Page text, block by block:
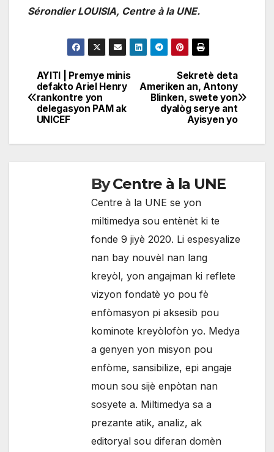
Sérondier LOUISIA, Centre à la UNE.
Navigation
de
Sekretè deta
Ameriken an, Antony
Blinken, swete yon
dyalòg serye ant
Ayisyen yo
AYITI | Premye minis
defakto Ariel Henry
rankontre yon
delegasyon PAM ak
UNICEF
ByCentre à la UNE
Centre à la UNE se yon
miltimedya sou entènèt ki te
fonde 9 jiyè 2020. Li espesyalize
nan bay nouvèl nan lang
kreyòl, yon angajman ki reflete
vizyon fondatè yo pou fè
enfòmasyon pi aksesib pou
kominote kreyòlofòn yo. Medya
a genyen yon misyon pou
enfòme, sansibilize, epi angaje
moun sou sijè enpòtan nan
sosyete a. Miltimedya sa a
prezante atik, analiz, ak
editoryal sou diferan domèn